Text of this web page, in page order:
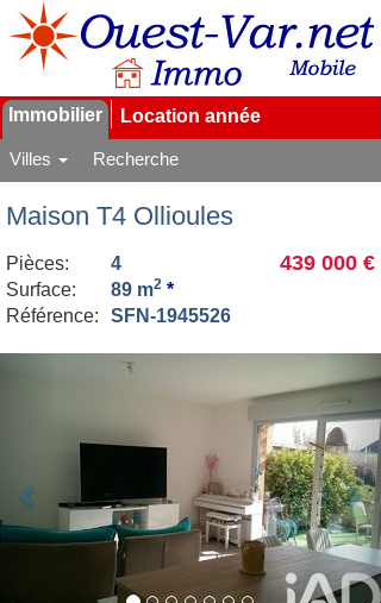
Immobilier Location année
Villes Recherche
Maison T4 Ollioules
439 000 €
Pièces:
4
Surface:
89 m2 *
Référence:
SFN-1945526